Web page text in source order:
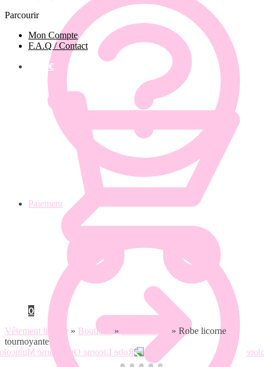
Paiement
Parcourir
Mon Compte
F.A.Q / Contact
€
0
Vêtement licorne » Boutique » » Robe licorne
tournoyante